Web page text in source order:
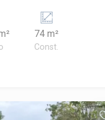
e importantes vias de
para novos
que vivem
74 m²
Const.